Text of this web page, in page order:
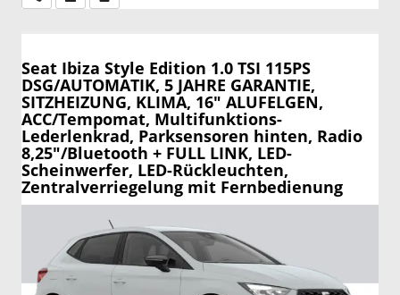
Seat Ibiza Style Edition 1.0 TSI 115PS
DSG/AUTOMATIK, 5 JAHRE GARANTIE,
SITZHEIZUNG, KLIMA, 16" ALUFELGEN,
ACC/Tempomat, Multifunktions-
Lederlenkrad, Parksensoren hinten, Radio
8,25"/Bluetooth + FULL LINK, LED-
Scheinwerfer, LED-Rückleuchten,
Zentralverriegelung mit Fernbedienung